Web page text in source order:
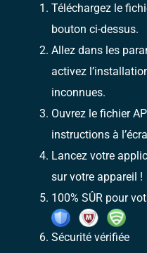
Téléchargez le
bouton ci-dessus.
Allez dans les
activez
inconnues.
Ouvrez le fichier
instructions à
Lancez votre
sur votre appareil !
100% SÛR pour
Sécurité vérifiée